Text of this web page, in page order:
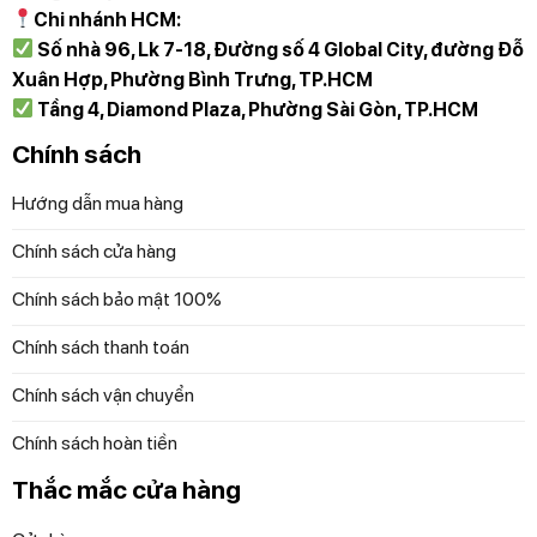
Cảm ứng siêu nhạy và cực bền. 𝑴𝒖̛𝒐̛̀𝒊 đ𝒊𝒆̂̉𝒎 𝒌𝒉𝒐̂𝒏𝒈 𝒄𝒐́
𝒏𝒉𝒖̛𝒏𝒈 thế này thì phải đếnDIỆP ANH HÀNG ĐỨC rinh
ngay em Thùng rác nhà EKO này về cả nhà ơi
Mời bạn tham khảo thêm
và gia đìnhNHỮNG CHIẾC THÙNG RÁC
Để đặt mua sản phẩm, Quý khách đặt hàng qua
nghiệm và nhân viên hỗ trợ thông tin tốt nhất.
Diệp Anh – Hàng Đứctự hào mang đến các bạn
Chi nhánh HCM:
Số nhà 96, Lk 7-18, Đường số 4 Global City, đường Đỗ
Xuân Hợp, Phường Bình Trưng, TP.HCM
Tầng 4, Diamond Plaza, Phường Sài Gòn, TP.HCM
Chính sách
Hướng dẫn mua hàng
Chính sách cửa hàng
Chính sách bảo mật 100%
Chính sách thanh toán
Chính sách vận chuyển
Chính sách hoàn tiền
Thắc mắc cửa hàng